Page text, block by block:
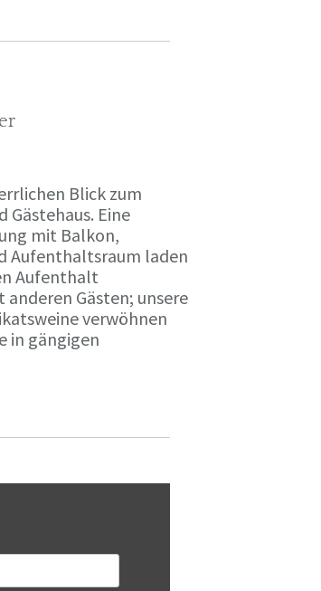
Blick zum
Eine
mit Balkon,
Aufenthaltsraum laden
Aufenthalt
Gästen; unsere
verwöhnen
in gängigen